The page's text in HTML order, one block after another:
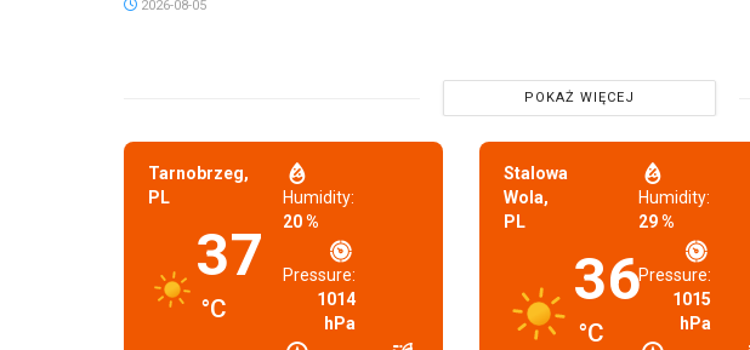
2026-08-05
POKAŻ WIĘCEJ
Tarnobrzeg,
PL
37
°C
Humidity:
20 %
Pressure:
1014
hPa
Stalowa
Wola,
PL
36
°C
Humidity:
29 %
Pressure:
1015
hPa